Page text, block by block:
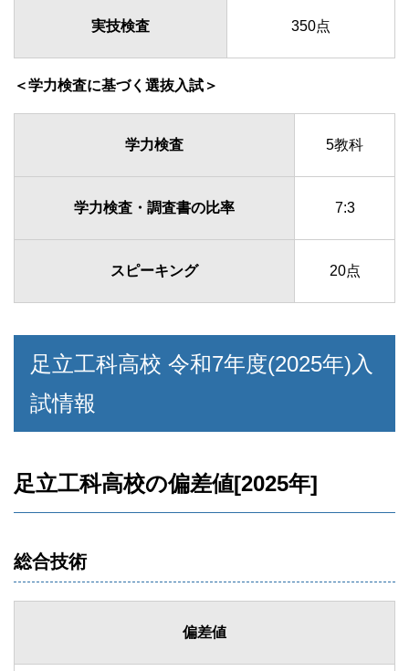
実技検査 350点
＜学力検査に基づく選抜入試＞
学力検査 5教科
学力検査・調査書の比率 7:3
スピーキング 20点
足立工科高校 令和7年度(2025年)入
試情報
足立工科高校の偏差値[2025年]
総合技術
偏差値